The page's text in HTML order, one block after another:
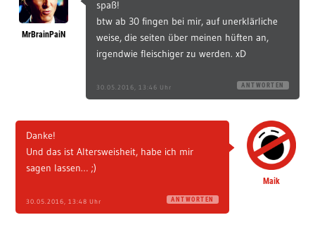
MrBrainPaiN
spaß!
btw ab 30 fingen bei mir, auf unerklärliche
weise, die seiten über meinen hüften an,
irgendwie fleischiger zu werden. xD
30.05.2016, 13:46 Uhr ANTWORTEN
Maik
Danke!
Und das ist Altersweisheit, habe ich mir
sagen lassen… ;)
30.05.2016, 13:48 Uhr ANTWORTEN